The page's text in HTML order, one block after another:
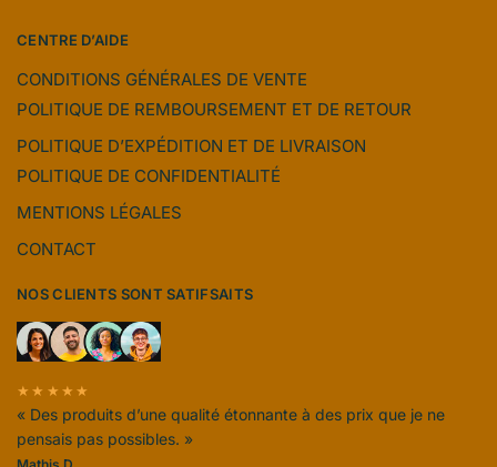
CENTRE D’AIDE
CONDITIONS GÉNÉRALES DE VENTE
POLITIQUE DE REMBOURSEMENT ET DE RETOUR
POLITIQUE D’EXPÉDITION ET DE LIVRAISON
POLITIQUE DE CONFIDENTIALITÉ
MENTIONS LÉGALES
CONTACT
NOS CLIENTS SONT SATIFSAITS
★★★★★
« Des produits d’une qualité étonnante à des prix que je ne
pensais pas possibles. »